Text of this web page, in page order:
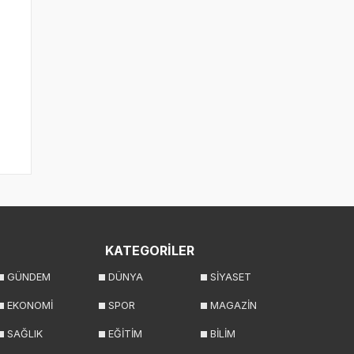
KATEGORİLER
GÜNDEM DÜNYA SİYASET
EKONOMİ SPOR MAGAZİN
SAĞLIK EĞİTİM BİLİM